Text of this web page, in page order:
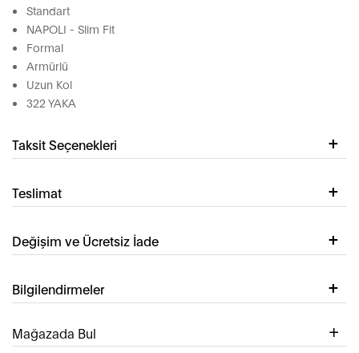
Standart
NAPOLI - Slim Fit
Formal
Armürlü
Uzun Kol
322 YAKA
Taksit Seçenekleri
Teslimat
Değişim ve Ücretsiz İade
Bilgilendirmeler
Mağazada Bul